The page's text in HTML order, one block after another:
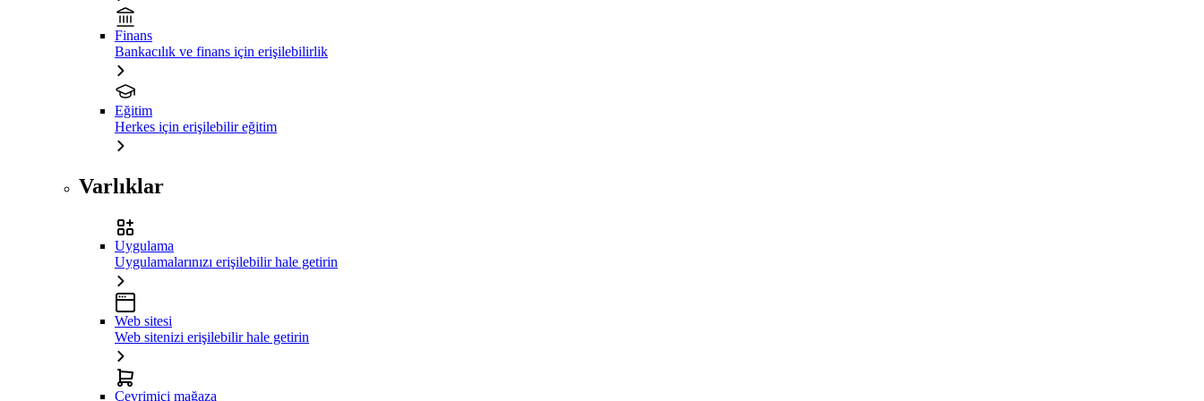
Finans
Bankacılık ve finans için erişilebilirlik
Eğitim
Herkes için erişilebilir eğitim
Varlıklar
Uygulama
Uygulamalarınızı erişilebilir hale getirin
Web sitesi
Web sitenizi erişilebilir hale getirin
Çevrimiçi mağaza